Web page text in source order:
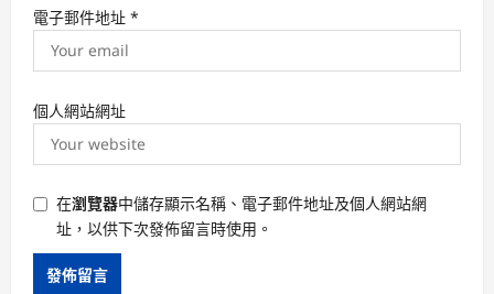
電子郵件地址 *
個人網站網址
在瀏覽器中儲存顯示名稱、電子郵件地址及個人網站網
址，以供下次發佈留言時使用。